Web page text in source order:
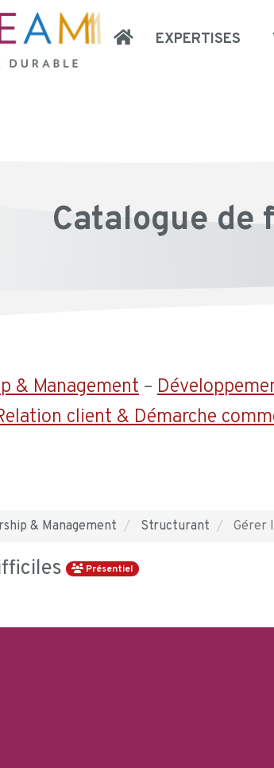
EXPERTISES
Catalogue de
& Management –
client & Démarche
& Management Structurant Gérer
Présentiel